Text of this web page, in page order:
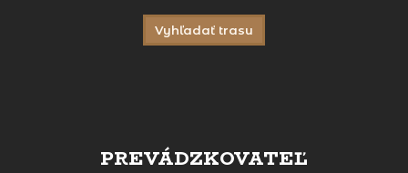
Vyhľadať trasu
PREVÁDZKOVATEĽ